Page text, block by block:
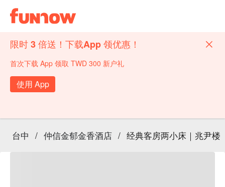
限时 3 倍送！下载App 领优惠！
首次下载 App 领取 TWD 300 新户礼
使用 App
台中 / 仲信金郁金香酒店 / 经典客房两小床｜兆尹楼